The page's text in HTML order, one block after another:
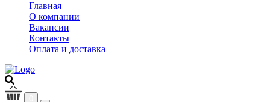
Главная
О компании
Вакансии
Контакты
Оплата и доставка